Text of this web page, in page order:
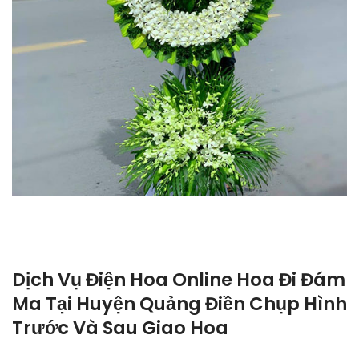
Dịch Vụ Điện Hoa Online Hoa Đi Đám
Ma Tại Huyện Quảng Điền Chụp Hình
Trước Và Sau Giao Hoa